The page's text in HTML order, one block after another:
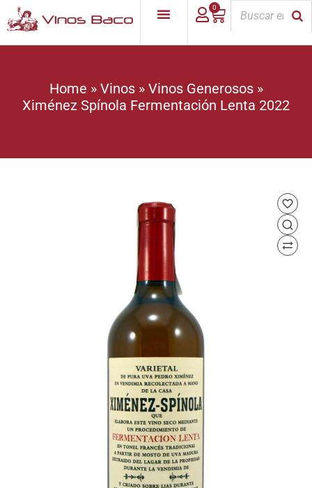
0
Home » Vinos» Vinos Generosos»
Ximénez Spínola Fermentación Lenta 2022